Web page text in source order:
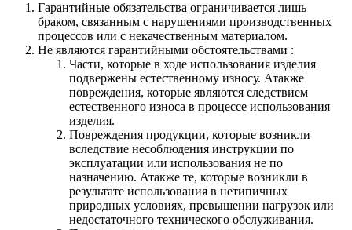
Гарантийные обязательства ограничивается лишь
браком, связанным с нарушениями производственных
процессов или с некачественным материалом.
Не являются гарантийными обстоятельствами :
Части, которые в ходе использования изделия
подвержены естественному износу. Атакже
повреждения, которые являются следствием
естественного износа в процессе использования
изделия.
Повреждения продукции, которые возникли
вследствие несоблюдения инструкции по
эксплуатации или использования не по
назначению. Атакже те, которые возникли в
результате использования в нетипичных
природных условиях, превышении нагрузок или
недостаточного технического обслуживания.